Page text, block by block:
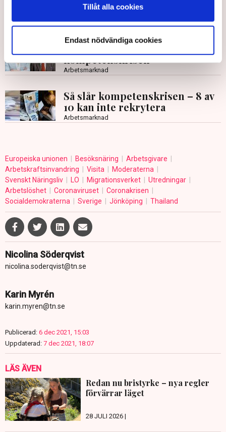
Tillåt alla cookies
Endast nödvändiga cookies
utanför storstäderna
Arbetsmarknad
Debatt: S och M spär på
kompetenskrisen
Arbetsmarknad
Så slår kompetenskrisen – 8 av
10 kan inte rekrytera
Arbetsmarknad
Europeiska unionen Besöksnäring
Arbetsgivare
Arbetskraftsinvandring
Visita
Moderaterna
Svenskt Näringsliv
LO Migrationsverket
Utredningar
Arbetslöshet
Coronaviruset
Coronakrisen
Socialdemokraterna
Sverige Jönköping Thailand
Nicolina Söderqvist
nicolina.soderqvist@tn.se
Karin Myrén
karin.myren@tn.se
Publicerad: 6 dec 2021, 15:03
Uppdaterad: 7 dec 2021, 18:07
LÄS ÄVEN
Redan nu bristyrke – nya regler
förvärrar läget
28 JULI 2026 |